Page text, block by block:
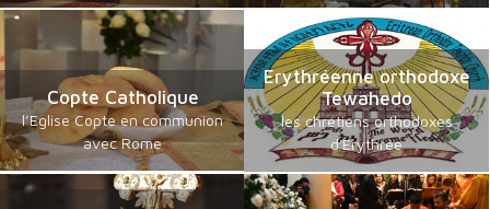
Copte Catholique
l’Eglise Copte en communion
avec Rome
Erythréenne orthodoxe
Tewahedo
les chrétiens orthodoxes
d'Erythrée